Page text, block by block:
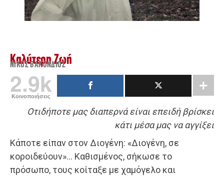
Καλύτερη Ζωή
ΝΊΚΟΣ ΒΑΚΌΝΔΙΟΣ
2.9k
Κοινοποιήσεις
Οτιδήποτε μας διαπερνά είναι επειδή βρίσκει
κάτι μέσα μας να αγγίξει
Κάποτε είπαν στον Διογένη: «Διογένη, σε
κοροιδεύουν»… Καθισμένος, σήκωσε το
πρόσωπο, τους κοίταξε με χαμόγελο και